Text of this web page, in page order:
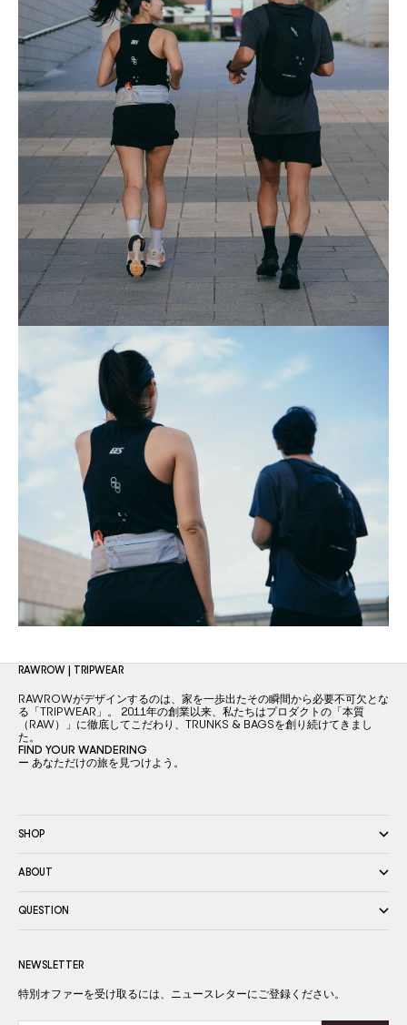
RAWROW | TRIPWEAR
RAWROWがデザインするのは、家を一歩出たその瞬間から必要不可欠とな
る「TRIPWEAR」。 2011年の創業以来、私たちはプロダクトの「本質
（RAW）」に徹底してこだわり、TRUNKS & BAGSを創り続けてきまし
た。
FIND YOUR WANDERING
ー あなただけの旅を見つけよう。
SHOP
ABOUT
QUESTION
NEWSLETTER
特別オファーを受け取るには、ニュースレターにご登録ください。